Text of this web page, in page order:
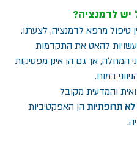
יש לדמנציה?
טיפול מרפא לדמנציה, לצערנו.
להאט את התקדמות
המחלה, אך גם הן אינן מפסיקות
במוח.
והמדעית מקובל
לא תרופתיות הן האפקטיביות